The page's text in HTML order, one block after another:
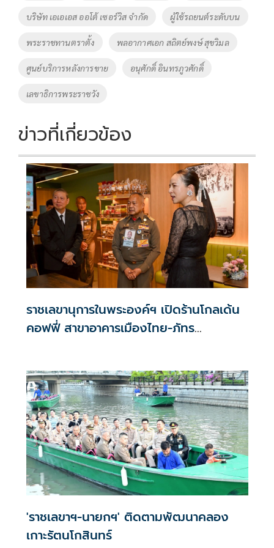
o
k
n
k
บริษัท เอเอเอส ออโต้ เซอร์วิส จำกัด ผู้ใช้รถยนต์ระดับบน
พระราชทานตราตั้ง พลอากาศเอก สถิตย์พงษ์ สุขวิมล
ศูนย์บริการหลังการขาย อนุศักดิ์ อินทรภูวศักดิ์
เลขาธิการพระราชวัง
ข่าวที่เกี่ยวข้อง
ราชเลขานุการในพระองค์ฯ เปิดร้านโกลเด้น
คอฟฟี่ สาขาอาคารเมืองไทย-ภัทร
'ราชเลขาฯ-นายกฯ' ติดตามพัฒนาคลอง
เกาะรัตนโกสินทร์